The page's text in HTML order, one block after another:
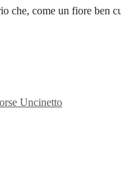
che, come un fiore ben
Uncinetto